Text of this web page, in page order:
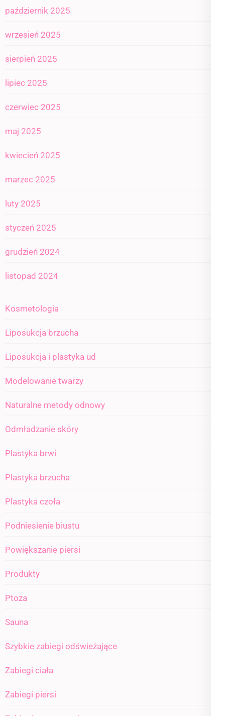
październik 2025
wrzesień 2025
sierpień 2025
lipiec 2025
czerwiec 2025
maj 2025
kwiecień 2025
marzec 2025
luty 2025
styczeń 2025
grudzień 2024
listopad 2024
Kosmetologia
Liposukcja brzucha
Liposukcja i plastyka ud
Modelowanie twarzy
Naturalne metody odnowy
Odmładzanie skóry
Plastyka brwi
Plastyka brzucha
Plastyka czoła
Podniesienie biustu
Powiększanie piersi
Produkty
Ptoza
Sauna
Szybkie zabiegi odświeżające
Zabiegi ciała
Zabiegi piersi